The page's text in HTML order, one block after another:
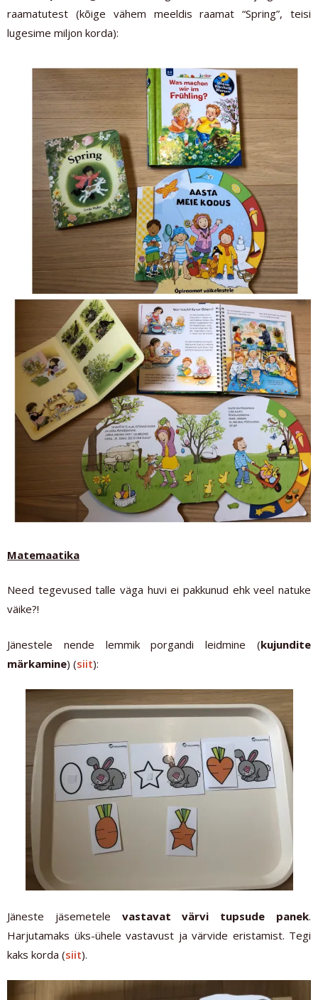
raamatutest (kõige vähem meeldis raamat “Spring”, teisi
lugesime miljon korda):
Matemaatika
Need tegevused talle väga huvi ei pakkunud ehk veel natuke
väike?!
Jänestele nende lemmik porgandi leidmine (kujundite
märkamine) (siit):
Jäneste jäsemetele vastavat värvi tupsude panek.
Harjutamaks üks-ühele vastavust ja värvide eristamist. Tegi
kaks korda (siit).